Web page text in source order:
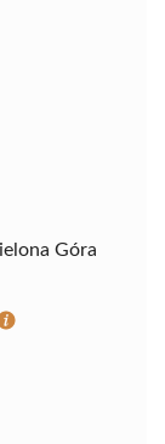
Góra